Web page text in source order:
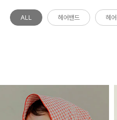
ALL 헤어밴드 헤